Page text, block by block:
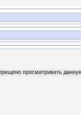
просматривать